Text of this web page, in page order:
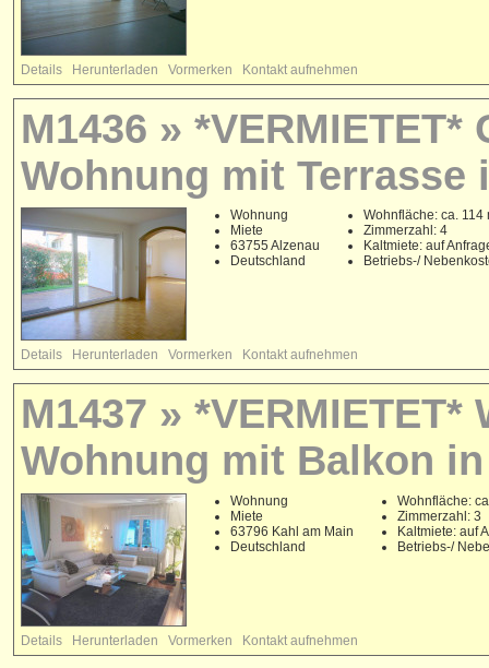
Details Herunterladen Vormerken Kontakt aufnehmen
M1436 »
Wohnung mit Terrasse
Wohnung
Miete
63755 Alzenau
Deutschland
Wohnfläche: ca. 114
Zimmerzahl: 4
Kaltmiete: auf
Betriebs-/
Details Herunterladen Vormerken Kontakt aufnehmen
M1437 »
Wohnung mit Balkon
Wohnung
Miete
63796 Kahl am Main
Deutschland
Wohnfläche:
Zimmerzahl: 3
Kaltmiete: auf
Betriebs-/
Details Herunterladen Vormerken Kontakt aufnehmen